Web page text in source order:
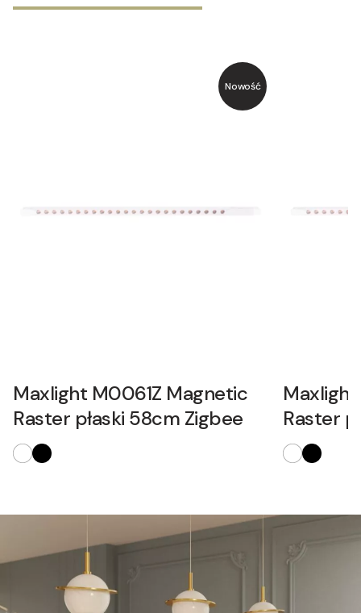
Nowość
Maxlight M0061Z Magnetic
Raster płaski 58cm Zigbee
Raster